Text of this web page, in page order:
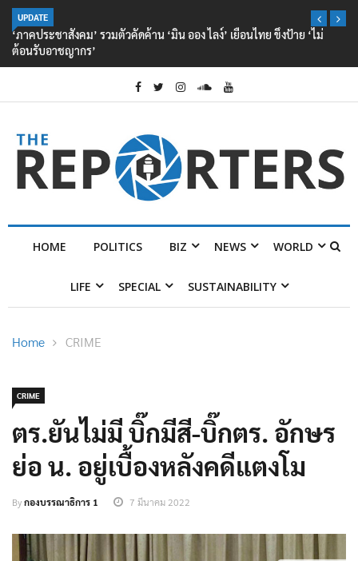
UPDATE
‘ภาคประชาสังคม’ รวมตัวคัดค้าน ‘มิน ออง ไลง์’ เยือนไทย ขึงป้าย ‘ไม่
ต้อนรับอาชญากร’
HOME POLITICS BIZ NEWS WORLD
LIFE SPECIAL SUSTAINABILITY
Home CRIME
CRIME
ตร.ยันไม่มี บิ๊กมีสี-บิ๊กตร. อักษร
ย่อ น. อยู่เบื้องหลังคดีแตงโม
Byกองบรรณาธิการ 1 7 มีนาคม 2022